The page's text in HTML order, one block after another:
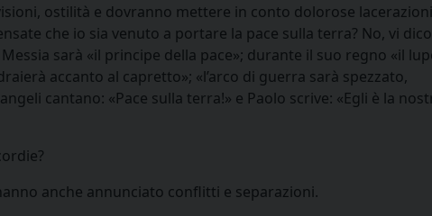
ostilità e dovranno mettere in conto dolorose lacerazioni
che io sia venuto a portare la pace sulla terra? No, vi
sarà «il principe della pace»; durante il suo regno «il
accanto al capretto»; «l’arco di guerra sarà spezzato,
cantano: «Pace sulla terra!» e Paolo scrive: «Egli è la
anche annunciato conflitti e separazioni.